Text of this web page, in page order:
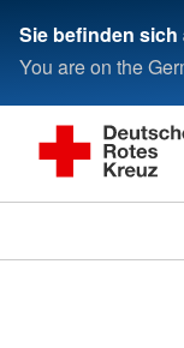
Sie befinden
You are on the